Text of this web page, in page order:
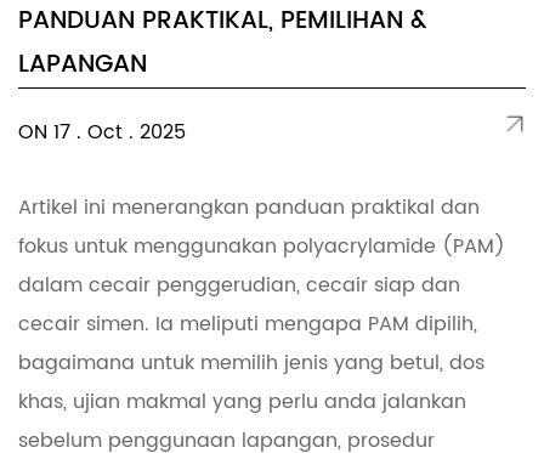
PANDUAN PRAKTIKAL, PEMILIHAN &
LAPANGAN
ON 17 . Oct . 2025
Artikel ini menerangkan panduan praktikal dan
fokus untuk menggunakan polyacrylamide (PAM)
dalam cecair penggerudian, cecair siap dan
cecair simen. Ia meliputi mengapa PAM dipilih,
bagaimana untuk memilih jenis yang betul, dos
khas, ujian makmal yang perlu anda jalankan
sebelum penggunaan lapangan, prosedur